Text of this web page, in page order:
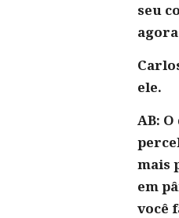
seu
ele.
AB:
mais
em
você